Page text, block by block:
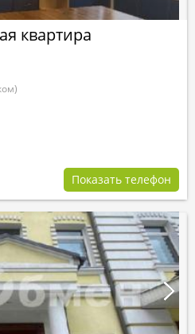
квартира
Показать телефон